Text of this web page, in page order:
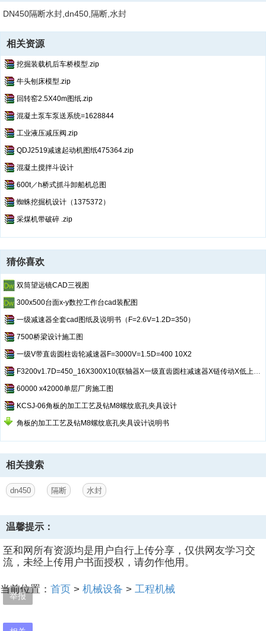
举报
DN450隔断水封,dn450,隔断,水封
相关资源
挖掘装载机后车桥模型.zip
牛头刨床模型.zip
回转窑2.5X40m图纸.zip
混凝土泵车泵送系统=1628844
工业液压减压阀.zip
QDJ2519减速起动机图纸475364.zip
混凝土搅拌斗设计
600t／h桥式抓斗卸船机总图
蜘蛛挖掘机设计（1375372）
采煤机带破碎 .zip
猜你喜欢
双筒望远镜CAD三视图
300x500台面x-y数控工作台cad装配图
一级减速器全套cad图纸及说明书（F=2.6V=1.2D=350）
7500桥梁设计施工图
一级V带直齿圆柱齿轮减速器F=3000V=1.5D=400 10X2
F3200v1.7D=450_16X300X10(联轴器X一级直齿圆柱减速器X链传动X低上高下)
60000 x42000单层厂房施工图
KCSJ-06角板的加工工艺及钻M8螺纹底孔夹具设计
角板的加工工艺及钻M8螺纹底孔夹具设计说明书
相关搜索
dn450 隔断 水封
温馨提示：
至和网所有资源均是用户自行上传分享，仅供网友学习交
流，未经上传用户书面授权，请勿作他用。
当前位置： 首页 > 机械设备 > 工程机械